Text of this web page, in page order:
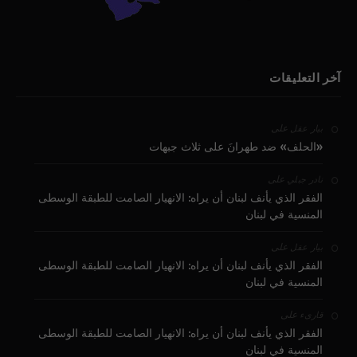
آخر التعليقات
بيار عقل على
«الحلف» ضد طهرانَ على ثلاث جبهات
نادر جبلي على
الفقر الذي يأنف لبنان أن يراه: الانهيار الصامت للطبقة الوسطى
المنسية في لبنان
بيار عقل على
الفقر الذي يأنف لبنان أن يراه: الانهيار الصامت للطبقة الوسطى
المنسية في لبنان
قارىء على
الفقر الذي يأنف لبنان أن يراه: الانهيار الصامت للطبقة الوسطى
المنسية في لبنان